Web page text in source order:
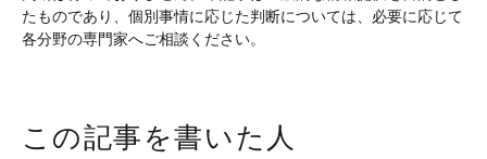
たものであり、個別事情に応じた判断については、必要に応じて
各分野の専門家へご相談ください。
この記事を書いた人